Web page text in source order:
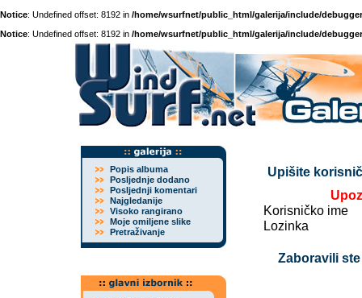
Notice: Undefined offset: 8192 in /home/wsurfnet/public_html/galerija/include/
Notice: Undefined offset: 8192 in /home/wsurfnet/public_html/galerija/include/
Popis albuma
Posljednje dodano
Posljednji komentari
Najgledanije
Visoko rangirano
Moje omiljene slike
Pretraživanje
Upišite
Korisničko ime
Lozinka
Zaboravili